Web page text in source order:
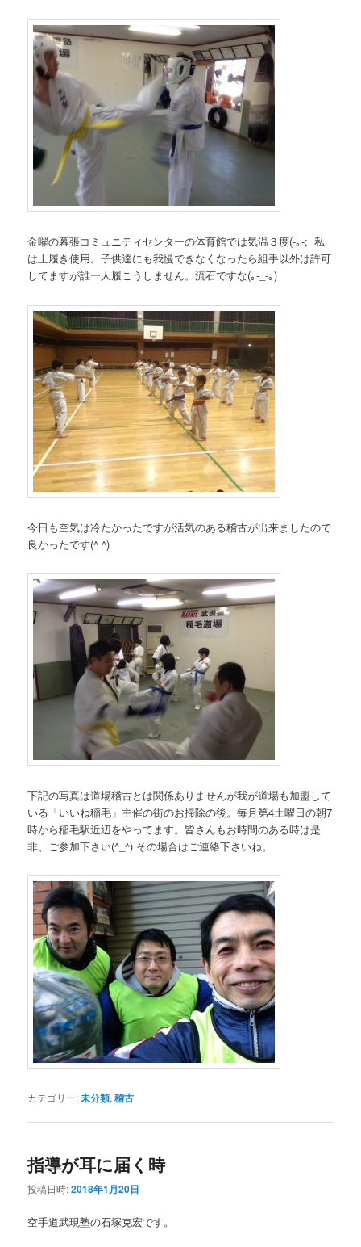
金曜の幕張コミュニティセンターの体育館では気温３度(-｡-; 私
は上履き使用。子供達にも我慢できなくなったら組手以外は許可
してますが誰一人履こうしません。流石ですな(｡-_-｡)
今日も空気は冷たかったですが活気のある稽古が出来ましたので
良かったです(^ ^)
下記の写真は道場稽古とは関係ありませんが我が道場も加盟して
いる「いいね稲毛」主催の街のお掃除の後。毎月第4土曜日の朝7
時から稲毛駅近辺をやってます。皆さんもお時間のある時は是
非、ご参加下さい(^_^) その場合はご連絡下さいね。
カテゴリー:未分類,稽古
指導が耳に届く時
投稿日時:2018年1月20日
空手道武現塾の石塚克宏です。